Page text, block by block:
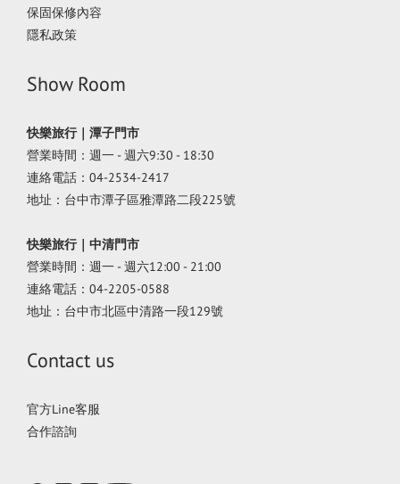
保固保修內容
隱私政策
Show Room
快樂旅行｜潭子門市
營業時間：週一 - 週六9:30 - 18:30
連絡電話：04-2534-2417
地址：台中市潭子區雅潭路二段225號
快樂旅行｜中清門市
營業時間：週一 - 週六12:00 - 21:00
連絡電話：04-2205-0588
地址：台中市北區中清路一段129號
Contact us
官方Line客服
合作諮詢